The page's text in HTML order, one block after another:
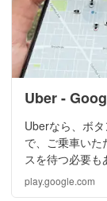
Uber -
Uberなら、ボ
で、ご乗車い
スを待つ必要
ードや、一部
近隣の街へのお
play.google.com